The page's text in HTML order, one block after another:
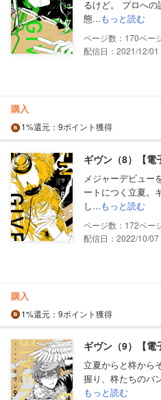
るけど。 プロへ
態...もっと読む
170
配信日：2021/12/01
購入
1%還元 ：9ポイント獲得
ギヴン（8）【電
メジャーデビュー
ートにつく立夏。
し...もっと読む
172
配信日：2022/10/07
購入
1%還元 ：9ポイント獲得
ギヴン（9）【電
立夏からと柊から
握り、柊たちのバ
もっと読む